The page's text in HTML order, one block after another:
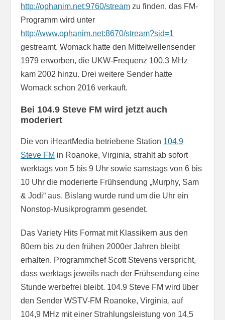
http://ophanim.net:9760/stream zu finden, das FM-
Programm wird unter
http://www.ophanim.net:8670/stream?sid=1
gestreamt. Womack hatte den Mittelwellensender
1979 erworben, die UKW-Frequenz 100,3 MHz
kam 2002 hinzu. Drei weitere Sender hatte
Womack schon 2016 verkauft.
Bei 104.9 Steve FM wird jetzt auch
moderiert
Die von iHeartMedia betriebene Station 104.9
Steve FM in Roanoke, Virginia, strahlt ab sofort
werktags von 5 bis 9 Uhr sowie samstags von 6 bis
10 Uhr die moderierte Frühsendung „Murphy, Sam
& Jodi“ aus. Bislang wurde rund um die Uhr ein
Nonstop-Musikprogramm gesendet.
Das Variety Hits Format mit Klassikern aus den
80ern bis zu den frühen 2000er Jahren bleibt
erhalten. Programmchef Scott Stevens verspricht,
dass werktags jeweils nach der Frühsendung eine
Stunde werbefrei bleibt. 104.9 Steve FM wird über
den Sender WSTV-FM Roanoke, Virginia, auf
104,9 MHz mit einer Strahlungsleistung von 14,5